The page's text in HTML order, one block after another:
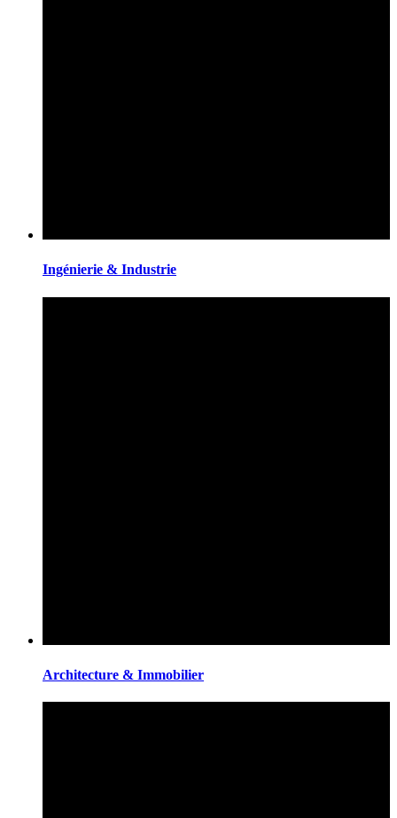
Ingénierie & Industrie
Architecture & Immobilier